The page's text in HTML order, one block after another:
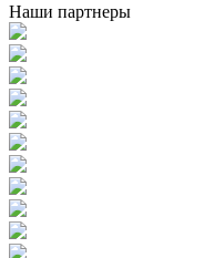
Наши партнеры